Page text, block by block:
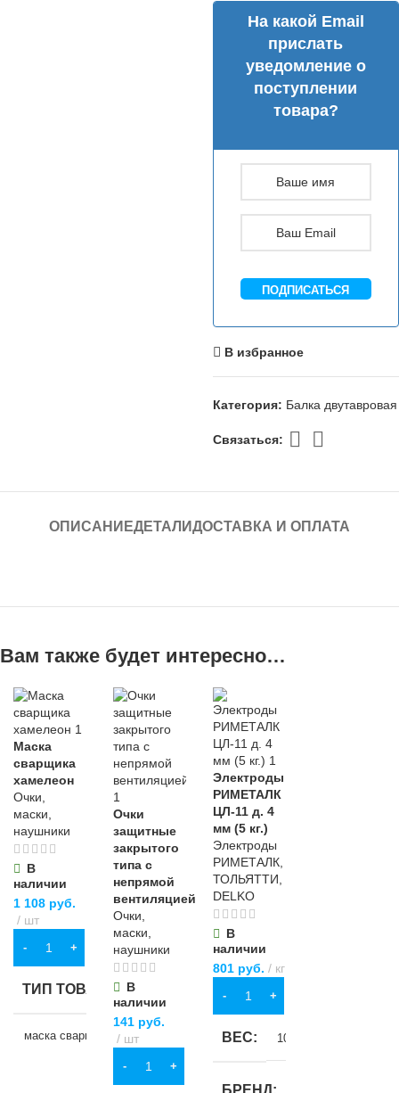
На какой Email
прислать
уведомление о
поступлении
товара?
ПОДПИСАТЬСЯ
В избранное
Категория: Балка двутавровая
Связаться:
ОПИСАНИЕДЕТАЛИДОСТАВКА И ОПЛАТА
Вам также будет интересно…
Маска
сварщика
хамелеон
Очки,
маски,
наушники
В
наличии
1 108 руб.
шт
В КОРЗИНУ
ТИП ТОВАРА
маска сварщика
НАЗНАЧЕНИЕ
Очки
защитные
закрытого
типа с
непрямой
вентиляцией
Очки,
маски,
наушники
В
наличии
141 руб.
шт
В КОРЗИНУ
Электроды
РИМЕТАЛК
ЦЛ-11 д. 4
мм (5 кг.)
Электроды
РИМЕТАЛК,
ТОЛЬЯТТИ,
DELKO
В
наличии
801 руб. кг
В КОРЗИНУ
ВЕС 1000 кг